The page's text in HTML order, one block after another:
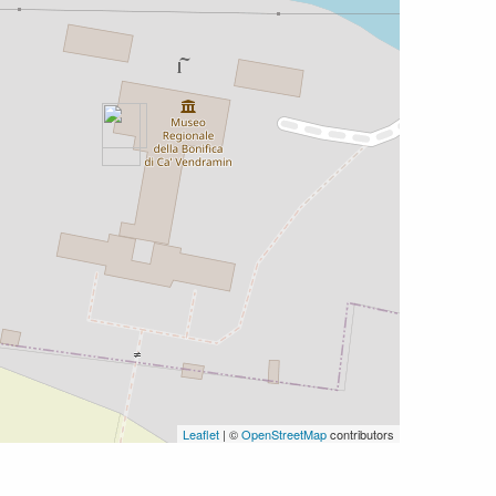
Leaflet | ©OpenStreetMapcontributors